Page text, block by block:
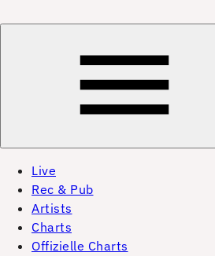
Live
Rec & Pub
Artists
Charts
Offizielle Charts